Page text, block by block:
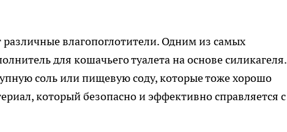
влагопоглотители. Одним из самых
для кошачьего туалета на основе силикагеля.
соль или пищевую соду, которые тоже хорошо
который безопасно и эффективно справляется с